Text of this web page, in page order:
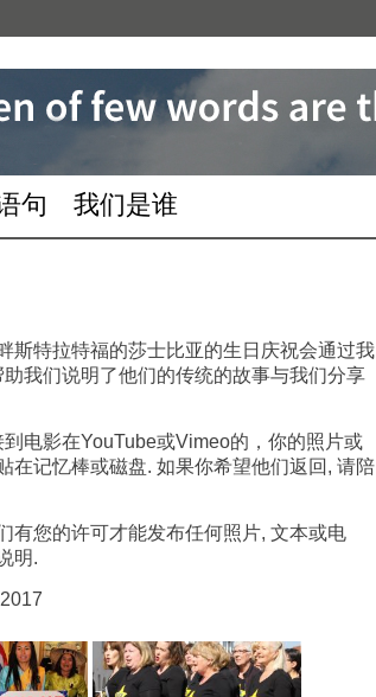
句 我们是谁
斯特拉特福的莎士比亚的生日庆祝会通过我
我们说明了他们的传统的故事与我们分享
电影在YouTube或Vimeo的，你的照片或
在记忆棒或磁盘. 如果你希望他们返回, 请陪
有您的许可才能发布任何照片, 文本或电
明.